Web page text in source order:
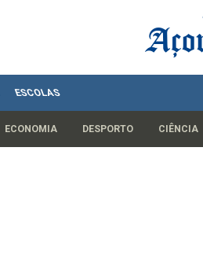
ESCOLAS
ECONOMIA DESPORTO CIÊNCIA